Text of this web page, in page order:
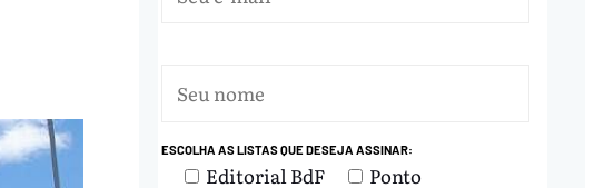
ESCOLHA AS LISTAS QUE DESEJA ASSINAR:
Editorial BdF
Ponto